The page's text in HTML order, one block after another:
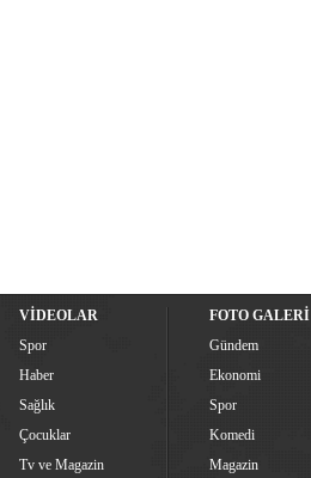
VİDEOLAR
Spor
Haber
Sağlık
Çocuklar
Tv ve Magazin
FOTO GALERİ
Gündem
Ekonomi
Spor
Komedi
Magazin